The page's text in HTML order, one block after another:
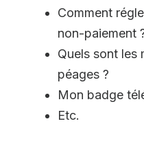
Comment
non-paiement
Quels sont les
péages ?
Mon badge
Etc.